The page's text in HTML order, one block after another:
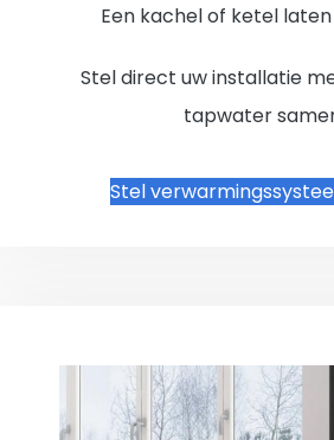
Een kachel of ketel
Stel direct uw installatie
tapwater
Stel